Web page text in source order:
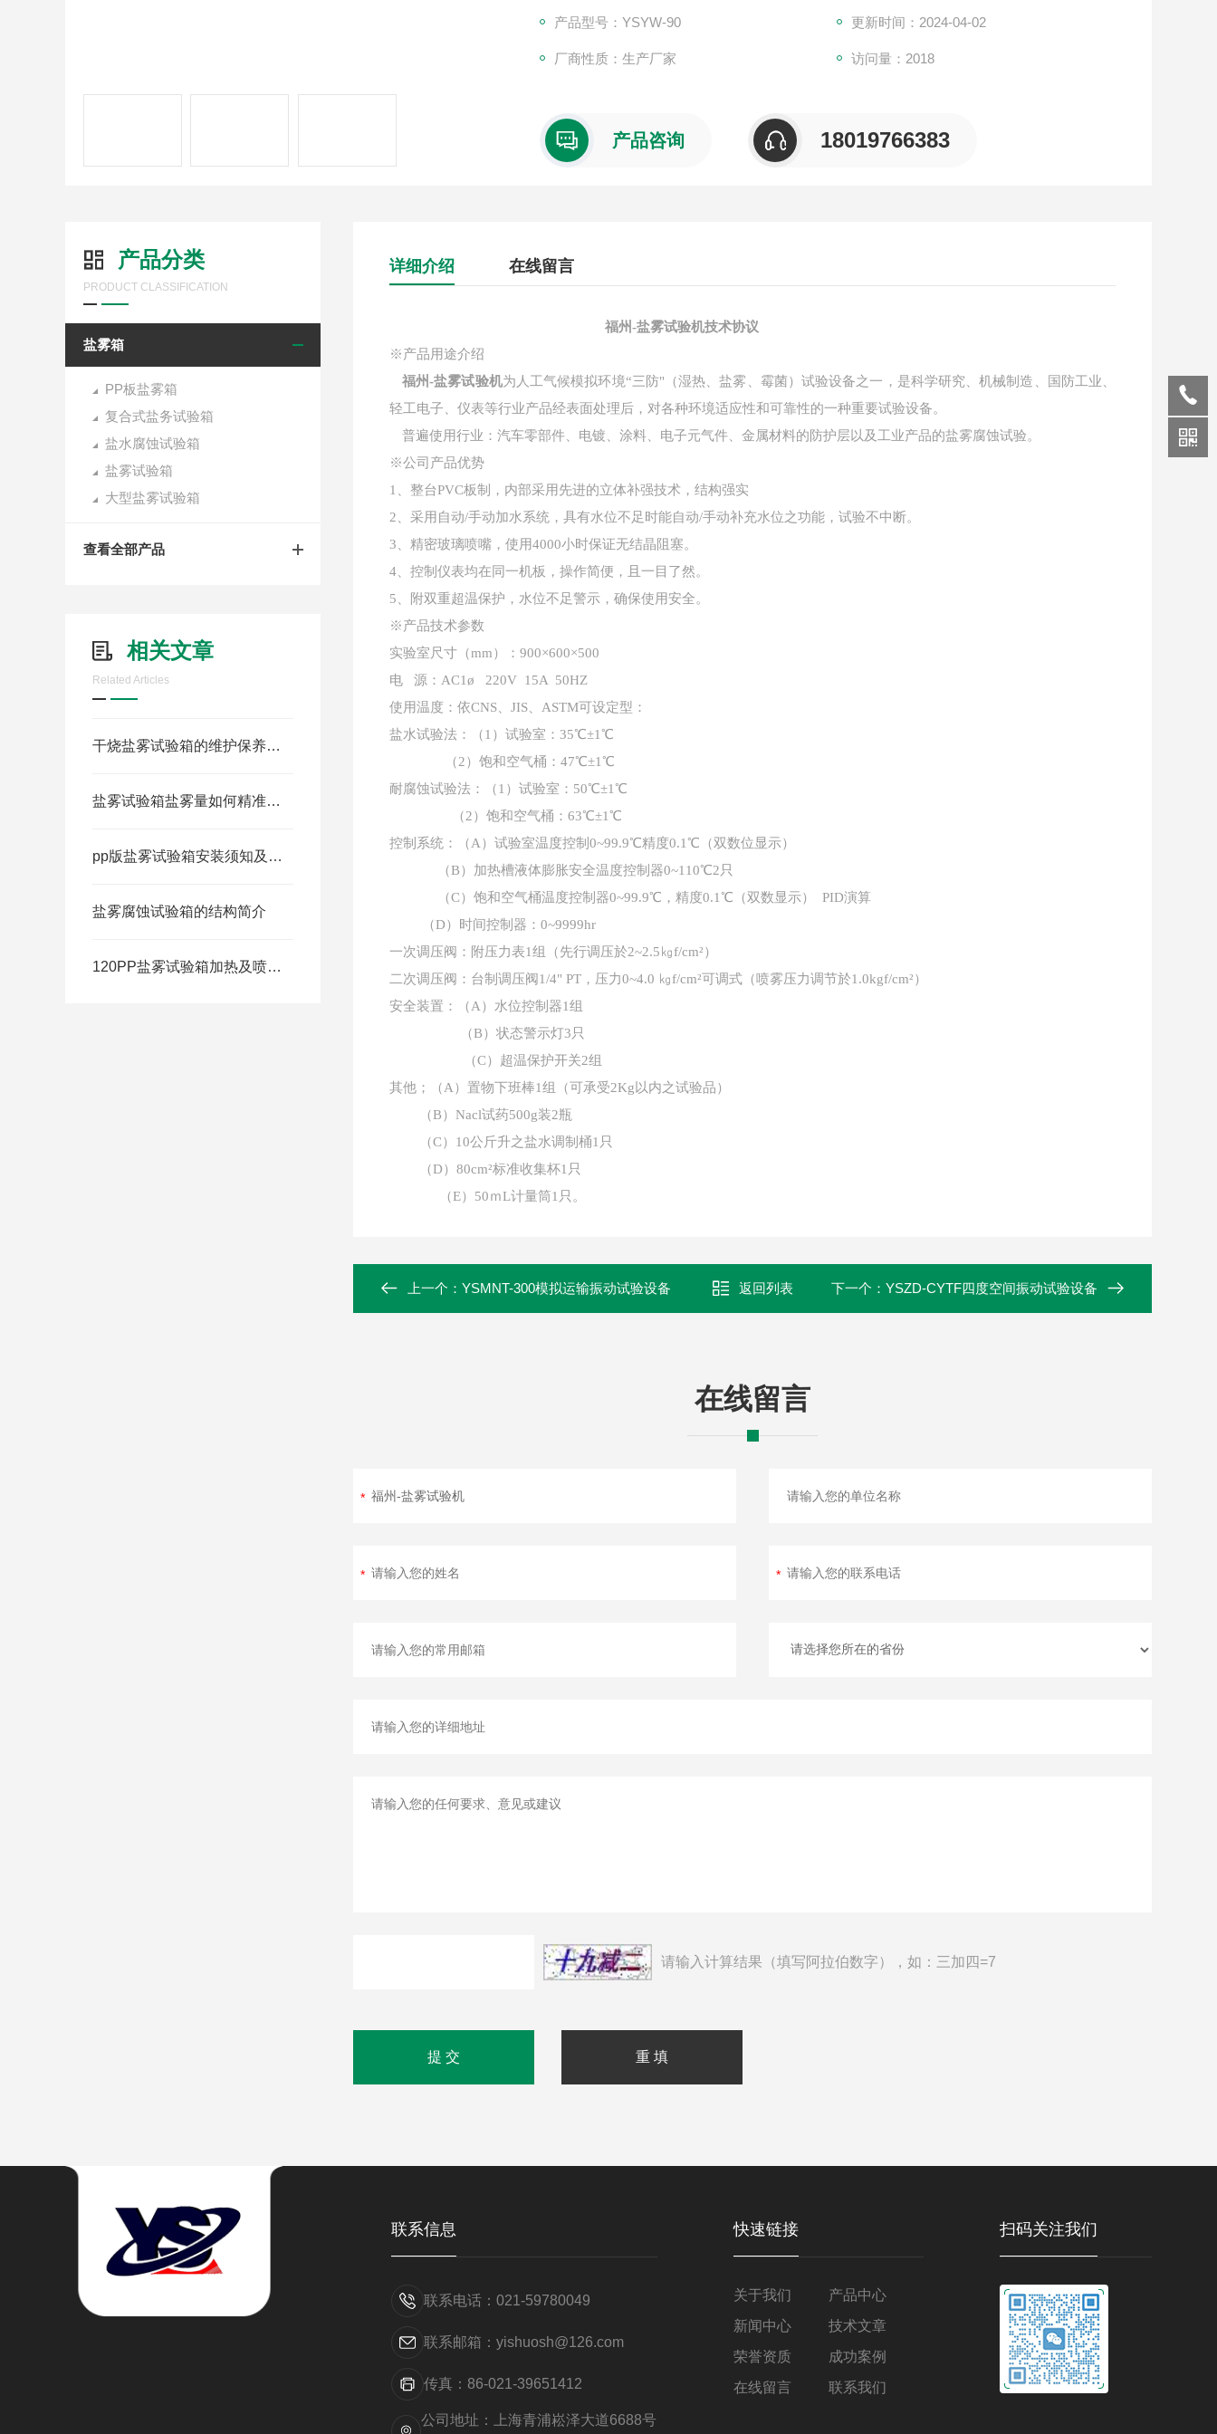
产品型号：YSYW-90 更新时间：2024-04-02
厂商性质：生产厂家 访问量：2018
产品咨询 18019766383
产品分类
PRODUCT CLASSIFICATION
盐雾箱
PP板盐雾箱
复合式盐务试验箱
盐水腐蚀试验箱
盐雾试验箱
大型盐雾试验箱
查看全部产品
相关文章
Related Articles
干烧盐雾试验箱的维护保养手册
盐雾试验箱盐雾量如何精准控制
pp版盐雾试验箱安装须知及注意事项
盐雾腐蚀试验箱的结构简介
120PP盐雾试验箱加热及喷雾系统控制
详细介绍 在线留言
福州-盐雾试验机技术协议
※产品用途介绍
福州-盐雾试验机为人工气候模拟环境“三防"（湿热、盐雾、霉菌）试验设备之一，是科学研究、机械制造、国防工业、
轻工电子、仪表等行业产品经表面处理后，对各种环境适应性和可靠性的一种重要试验设备。
普遍使用行业：汽车零部件、电镀、涂料、电子元气件、金属材料的防护层以及工业产品的盐雾腐蚀试验。
※公司产品优势
1、整台PVC板制，内部采用先进的立体补强技术，结构强实
2、采用自动/手动加水系统，具有水位不足时能自动/手动补充水位之功能，试验不中断。
3、精密玻璃喷嘴，使用4000小时保证无结晶阻塞。
4、控制仪表均在同一机板，操作简便，且一目了然。
5、附双重超温保护，水位不足警示，确保使用安全。
※产品技术参数
实验室尺寸（mm）：900×600×500
电
源： AC1ø 220V 15A 50HZ
使用温度：依CNS、JIS、ASTM可设定型：
盐水试验法：（1）试验室：35℃±1℃
（2）饱和空气桶：47℃±1℃
耐腐蚀试验法：（1）试验室：50℃±1℃
（2）饱和空气桶：63℃±1℃
控制系统：（A）试验室温度控制0~99.9℃精度0.1℃（双数位显示）
（B）加热槽液体膨胀安全温度控制器0~110℃2只
（C）饱和空气桶温度控制器0~99.9℃，精度0.1℃（双数显示） PID演算
（D）时间控制器：0~9999hr
一次调压阀：附压力表1组（先行调压於2~2.5㎏f/cm²）
二次调压阀：台制调压阀1/4" PT，压力0~4.0 ㎏f/cm²可调式（喷雾压力调节於1.0kgf/cm²）
安全装置：（A）水位控制器1组
（B）状态警示灯3只
（C）超温保护开关2组
其他；（A）置物下班棒1组（可承受2Kg以内之试验品）
（B）Nacl试药500g装2瓶
（C）10公斤升之盐水调制桶1只
（D）80cm²标准收集杯1只
（E） 50ｍL计量筒1只。
上一个： YSMNT-300模拟运输振动试验设备 返回列表 下一个： YSZD-CYTF四度空间振动试验设备
在线留言
请输入计算结果（填写阿拉伯数字），如：三加四=7
联系信息
联系电话：021-59780049
联系邮箱：yishuosh@126.com
传真：86-021-39651412
公司地址：上海青浦崧泽大道6688号
快速链接
关于我们
产品中心
新闻中心
技术文章
荣誉资质
成功案例
在线留言
联系我们
扫码关注我们